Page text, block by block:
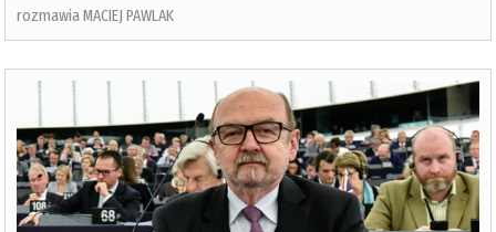
rozmawia MACIEJ PAWLAK